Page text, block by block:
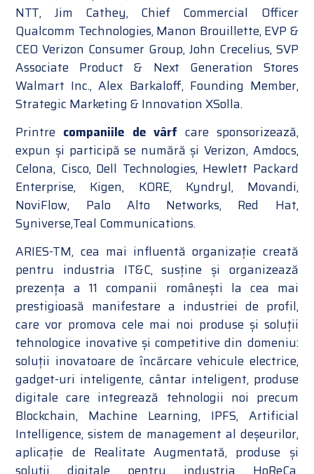
NTT, Jim Cathey, Chief Commercial Officer
Qualcomm Technologies, Manon Brouillette, EVP &
CEO Verizon Consumer Group, John Crecelius, SVP
Associate Product & Next Generation Stores
Walmart Inc., Alex Barkaloff, Founding Member,
Strategic Marketing & Innovation XSolla.
Printre companiile de vârf care sponsorizează,
expun și participă se numără și Verizon, Amdocs,
Celona, Cisco, Dell Technologies, Hewlett Packard
Enterprise, Kigen, KORE, Kyndryl, Movandi,
NoviFlow, Palo Alto Networks, Red Hat,
Syniverse,Teal Communications.
ARIES-TM, cea mai influentă organizație creată
pentru industria IT&C, susține și organizează
prezența a 11 companii românești la cea mai
prestigioasă manifestare a industriei de profil,
care vor promova cele mai noi produse și soluții
tehnologice inovative și competitive din domeniu:
soluții inovatoare de încărcare vehicule electrice,
gadget-uri inteligente, cântar inteligent, produse
digitale care integrează tehnologii noi precum
Blockchain, Machine Learning, IPFS, Artificial
Intelligence, sistem de management al deșeurilor,
aplicație de Realitate Augmentată, produse și
soluții digitale pentru industria HoReCa,